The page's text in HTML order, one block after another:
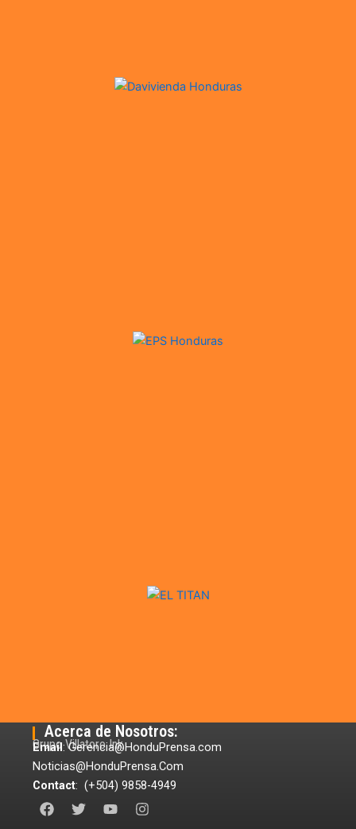
Acerca de Nosotros:
Grupo Villatoro Ink
Email: Gerencia@HonduPrensa.com
Noticias@HonduPrensa.Com
Contact: (+504) 9858-4949
F
a
T
w
Y
o
I
n